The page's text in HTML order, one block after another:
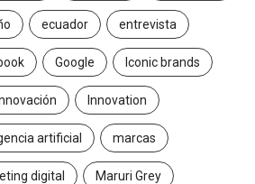
ecuador entrevista
Google Iconic brands
Innovation
artificial marcas
digital Maruri Grey